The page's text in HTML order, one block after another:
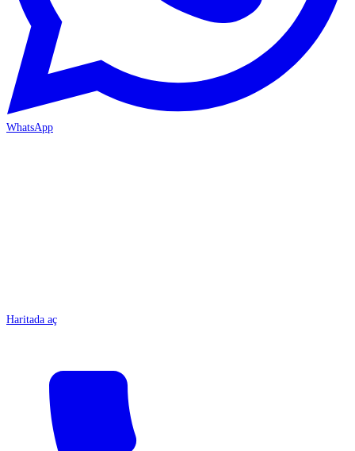
WhatsApp
Haritada aç